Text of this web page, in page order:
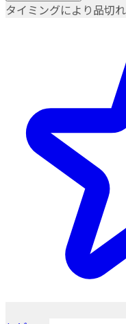
タイミングにより品切